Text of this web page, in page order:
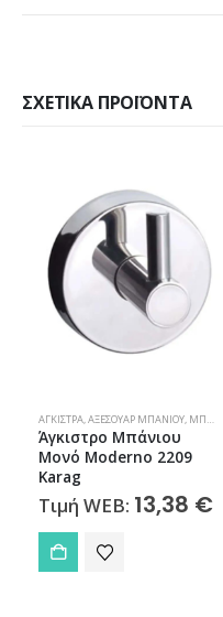
ΣΧΕΤΙΚΆ ΠΡΟΪΌΝΤΑ
ΆΓΚΙΣΤΡΑ,ΑΞΕΣΟΥΆΡ ΜΠΆΝΙΟΥ, ΜΠΆΝΙΟ
Άγκιστρο Μπάνιου
Μονό Moderno 2209
Karag
Τιμή WEB: 13,38 €